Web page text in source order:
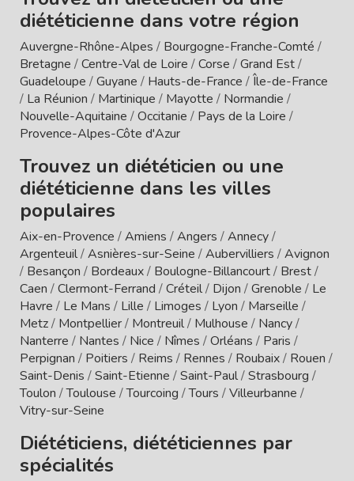
diététicienne dans votre région
Auvergne-Rhône-Alpes / Bourgogne-Franche-Comté /
Bretagne /Centre-Val de Loire /Corse /Grand Est/
Guadeloupe /Guyane / Hauts-de-France /Île-de-France
/ La Réunion / Martinique / Mayotte / Normandie /
Nouvelle-Aquitaine /Occitanie / Pays de la Loire /
Provence-Alpes-Côte d'Azur
Trouvez un diététicien ou une
diététicienne dans les villes
populaires
Aix-en-Provence /Amiens /Angers /Annecy/
Argenteuil/Asnières-sur-Seine /Aubervilliers /Avignon
/ Besançon / Bordeaux/ Boulogne-Billancourt/ Brest/
Caen /Clermont-Ferrand /Créteil/ Dijon /Grenoble / Le
Havre / Le Mans / Lille / Limoges / Lyon / Marseille /
Metz/ Montpellier/ Montreuil/ Mulhouse / Nancy/
Nanterre / Nantes / Nice / Nîmes /Orléans / Paris /
Perpignan / Poitiers / Reims / Rennes / Roubaix/ Rouen /
Saint-Denis /Saint-Etienne /Saint-Paul/Strasbourg /
Toulon /Toulouse /Tourcoing /Tours /Villeurbanne /
Vitry-sur-Seine
Diététiciens, diététiciennes par
spécialités